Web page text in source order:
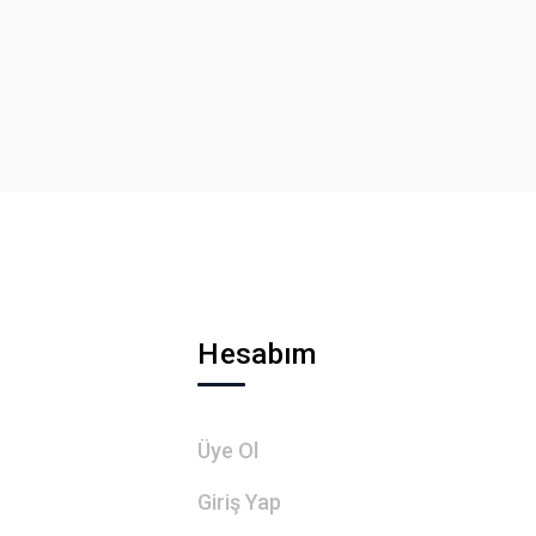
Hesabım
Üye Ol
Giriş Yap